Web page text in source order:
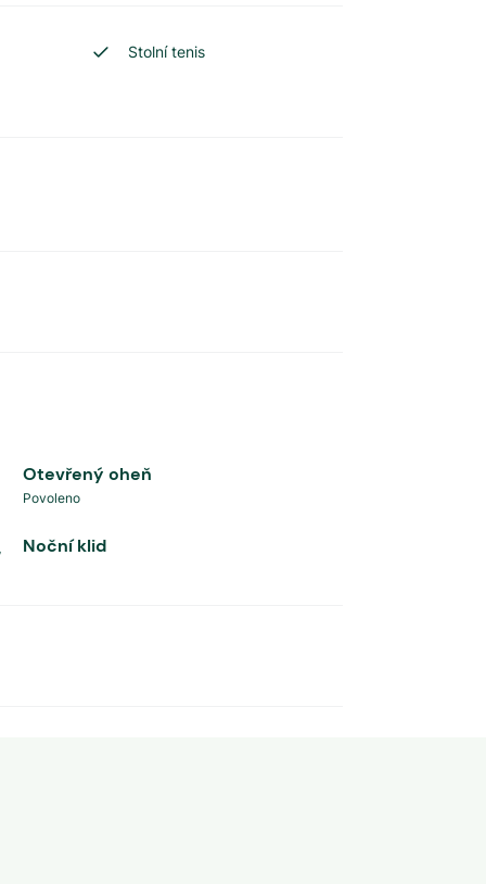
Stolní tenis
Otevřený oheň
Povoleno
Noční klid